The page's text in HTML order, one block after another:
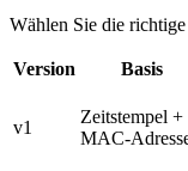
Wählen Sie die
Version Basis
v1
Zeitstempel +
MAC-